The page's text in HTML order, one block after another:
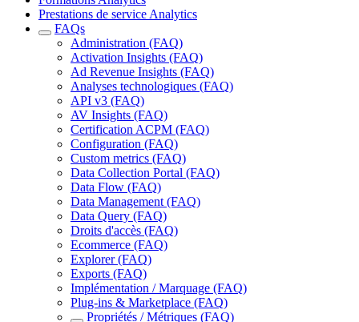
Prestations de service Analytics
FAQs
Administration (FAQ)
Activation Insights (FAQ)
Ad Revenue Insights (FAQ)
Analyses technologiques (FAQ)
API v3 (FAQ)
AV Insights (FAQ)
Certification ACPM (FAQ)
Configuration (FAQ)
Custom metrics (FAQ)
Data Collection Portal (FAQ)
Data Flow (FAQ)
Data Management (FAQ)
Data Query (FAQ)
Droits d'accès (FAQ)
Ecommerce (FAQ)
Explorer (FAQ)
Exports (FAQ)
Implémentation / Marquage (FAQ)
Plug-ins & Marketplace (FAQ)
Propriétés / Métriques (FAQ)